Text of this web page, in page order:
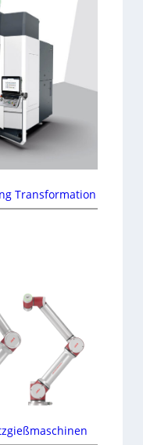
Transformation